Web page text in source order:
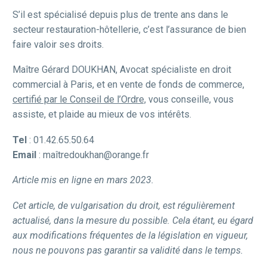
S’il est spécialisé depuis plus de trente ans dans le
secteur restauration-hôtellerie, c’est l’assurance de bien
faire valoir ses droits.
Maître Gérard DOUKHAN, Avocat spécialiste en droit
commercial à Paris, et en vente de fonds de commerce,
certifié par le Conseil de l’Ordre, vous conseille, vous
assiste, et plaide au mieux de vos intérêts.
Tel : 01.42.65.50.64
Email : maîtredoukhan@orange.fr
Article mis en ligne en mars 2023.
Cet article, de vulgarisation du droit, est régulièrement
actualisé, dans la mesure du possible. Cela étant, eu égard
aux modifications fréquentes de la législation en vigueur,
nous ne pouvons pas garantir sa validité dans le temps.